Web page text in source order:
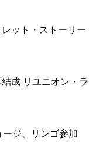
ット・ストーリー
成 リユニオン・ラ
ジ、リンゴ参加